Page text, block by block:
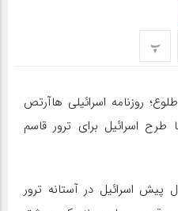
پ
روزنامه اسرائیلی هاآرتص
طرح اسرائیل برای ترور قاسم
پیش اسرائیل در آستانه ترور